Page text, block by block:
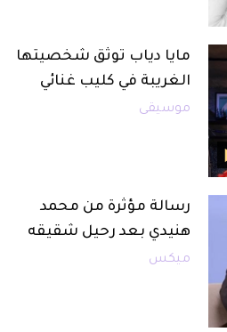
مايا دياب توثق شخصيتها
الغريبة في كليب غنائي
موسيقى
رسالة مؤثرة من محمد
هنيدي بعد رحيل شقيقه
ميكس